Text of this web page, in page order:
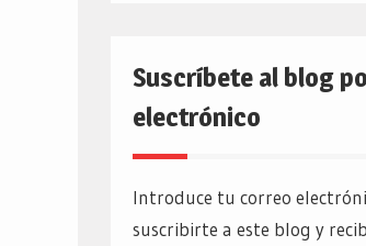
Suscríbete al blog
electrónico
Introduce tu correo
suscribirte a este blog y